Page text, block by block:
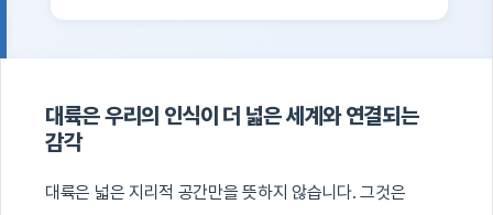
대륙은 우리의 인식이 더 넓은 세계와 연결되는
감각
대륙은 넓은 지리적 공간만을 뜻하지 않습니다. 그것은